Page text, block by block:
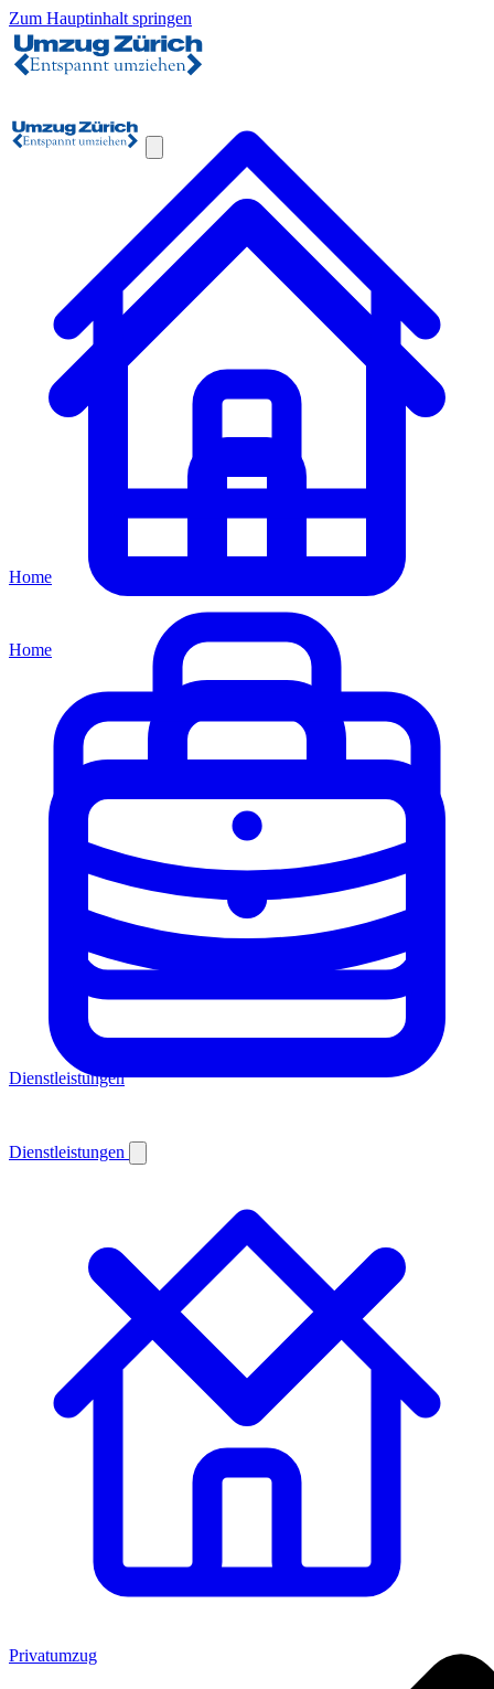
Zum Hauptinhalt springen
Home
Dienstleistungen
Home
Dienstleistungen
Privatumzug